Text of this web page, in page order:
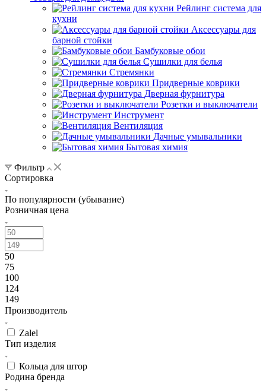
Рейлинг система для
кухни
Аксессуары для
барной стойки
Бамбуковые обои
Сушилки для белья
Стремянки
Придверные коврики
Дверная фурнитура
Розетки и выключатели
Инструмент
Вентиляция
Дачные умывальники
Бытовая химия
Фильтр
Сортировка
По популярности (убывание)
Розничная цена
50
75
100
124
149
Производитель
Zalel
Тип изделия
Кольца для штор
Родина бренда